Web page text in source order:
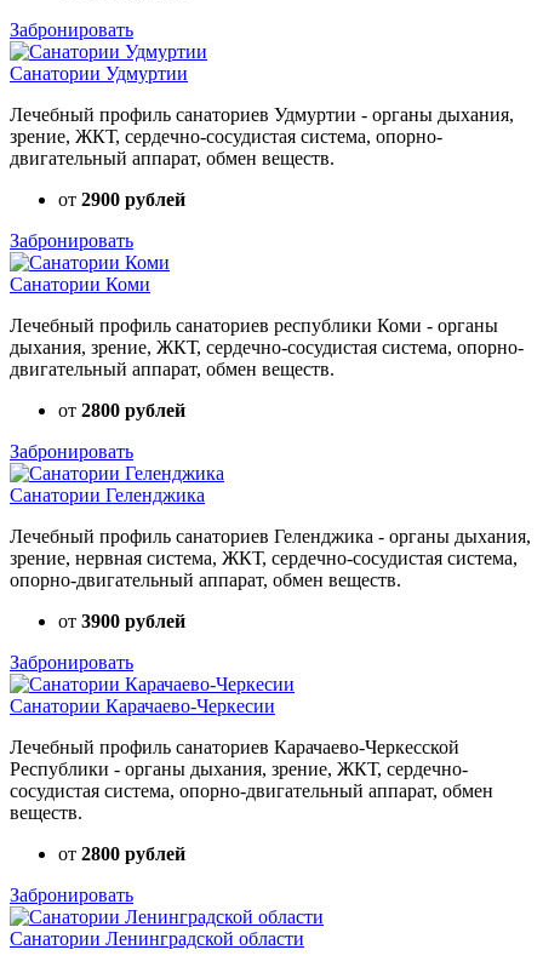
Забронировать
Санатории Удмуртии
Лечебный профиль санаториев Удмуртии - органы дыхания,
зрение, ЖКТ, сердечно-сосудистая система, опорно-
двигательный аппарат, обмен веществ.
от 2900 рублей
Забронировать
Санатории Коми
Лечебный профиль санаториев республики Коми - органы
дыхания, зрение, ЖКТ, сердечно-сосудистая система, опорно-
двигательный аппарат, обмен веществ.
от 2800 рублей
Забронировать
Санатории Геленджика
Лечебный профиль санаториев Геленджика - органы дыхания,
зрение, нервная система, ЖКТ, сердечно-сосудистая система,
опорно-двигательный аппарат, обмен веществ.
от 3900 рублей
Забронировать
Санатории Карачаево-Черкесии
Лечебный профиль санаториев Карачаево-Черкесской
Республики - органы дыхания, зрение, ЖКТ, сердечно-
сосудистая система, опорно-двигательный аппарат, обмен
веществ.
от 2800 рублей
Забронировать
Санатории Ленинградской области